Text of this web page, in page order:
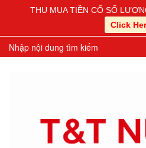
THU MUA TIỀN CỔ SỐ
Click